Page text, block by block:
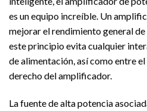
es un equipo increíble. Un
mejorar el rendimiento general
este principio evita cualquier
de alimentación, así como entre
derecho del amplificador.
La fuente de alta potencia